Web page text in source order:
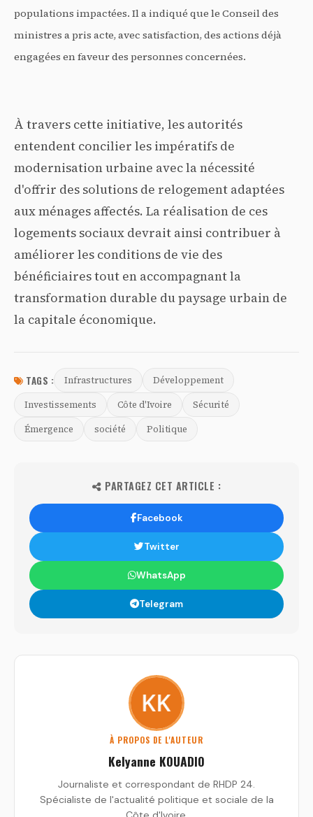
populations impactées. Il a indiqué que le Conseil des
ministres a pris acte, avec satisfaction, des actions déjà
engagées en faveur des personnes concernées.
À travers cette initiative, les autorités
entendent concilier les impératifs de
modernisation urbaine avec la nécessité
d'offrir des solutions de relogement adaptées
aux ménages affectés. La réalisation de ces
logements sociaux devrait ainsi contribuer à
améliorer les conditions de vie des
bénéficiaires tout en accompagnant la
transformation durable du paysage urbain de
la capitale économique.
TAGS : Infrastructures Développement
Investissements Côte d'Ivoire Sécurité
Émergence société Politique
PARTAGEZ CET ARTICLE :
Facebook
Twitter
WhatsApp
Telegram
À PROPOS DE L'AUTEUR
Kelyanne KOUADIO
Journaliste et correspondant de RHDP 24.
Spécialiste de l'actualité politique et sociale de la